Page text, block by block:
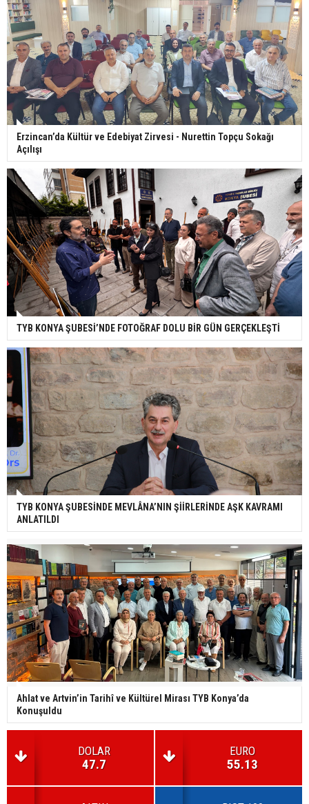
Erzincan’da Kültür ve Edebiyat Zirvesi - Nurettin Topçu Sokağı
Açılışı
TYB KONYA ŞUBESİ’NDE FOTOĞRAF DOLU BİR GÜN GERÇEKLEŞTİ
TYB KONYA ŞUBESİNDE MEVLÂNA’NIN ŞİİRLERİNDE AŞK KAVRAMI
ANLATILDI
Ahlat ve Artvin’in Tarihî ve Kültürel Mirası TYB Konya’da
Konuşuldu
DOLAR
47.7
EURO
55.13